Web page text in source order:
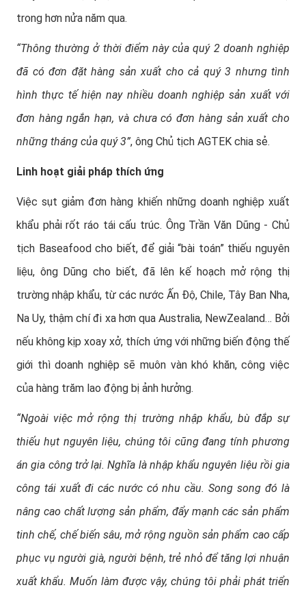
trong hơn nửa năm qua.
“Thông thường ở thời điểm này của quý 2 doanh nghiệp
đã có đơn đặt hàng sản xuất cho cả quý 3 nhưng tình
hình thực tế hiện nay nhiều doanh nghiệp sản xuất với
đơn hàng ngắn hạn, và chưa có đơn hàng sản xuất cho
những tháng của quý 3”, ông Chủ tịch AGTEK chia sẻ.
Linh hoạt giải pháp thích ứng
Việc sụt giảm đơn hàng khiến những doanh nghiệp xuất
khẩu phải rốt ráo tái cấu trúc. Ông Trần Văn Dũng - Chủ
tịch Baseafood cho biết, để giải “bài toán” thiếu nguyên
liệu, ông Dũng cho biết, đã lên kế hoạch mở rộng thị
trường nhập khẩu, từ các nước Ấn Độ, Chile, Tây Ban Nha,
Na Uy, thậm chí đi xa hơn qua Australia, NewZealand… Bởi
nếu không kịp xoay xở, thích ứng với những biến động thế
giới thì doanh nghiệp sẽ muôn vàn khó khăn, công việc
của hàng trăm lao động bị ảnh hưởng.
“Ngoài việc mở rộng thị trường nhập khẩu, bù đắp sự
thiếu hụt nguyên liệu, chúng tôi cũng đang tính phương
án gia công trở lại. Nghĩa là nhập khẩu nguyên liệu rồi gia
công tái xuất đi các nước có nhu cầu. Song song đó là
nâng cao chất lượng sản phẩm, đẩy mạnh các sản phẩm
tinh chế, chế biến sâu, mở rộng nguồn sản phẩm cao cấp
phục vụ người già, người bệnh, trẻ nhỏ để tăng lợi nhuận
xuất khẩu. Muốn làm được vậy, chúng tôi phải phát triển